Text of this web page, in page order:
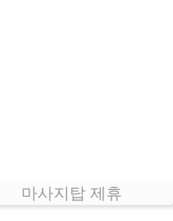
마사지탑 제휴